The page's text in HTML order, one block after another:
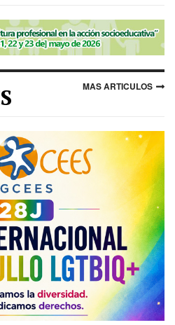
MAS ARTICULOS